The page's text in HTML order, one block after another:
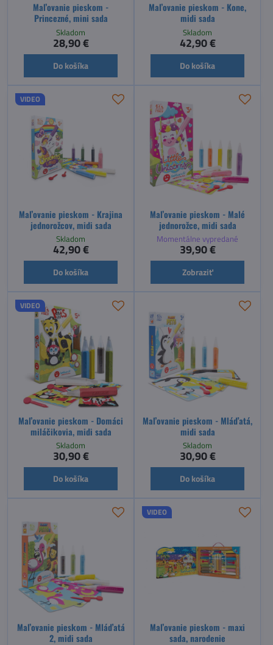
Maľovanie pieskom -
Princezné, mini sada
Skladom
28,90 €
Do košíka
Maľovanie pieskom - Kone,
midi sada
Skladom
42,90 €
Do košíka
VIDEO
Maľovanie pieskom - Krajina
jednorožcov, midi sada
Skladom
42,90 €
Do košíka
Maľovanie pieskom - Malé
jednorožce, midi sada
Momentálne vypredané
39,90 €
Zobraziť
VIDEO
Maľovanie pieskom - Domáci
miláčikovia, midi sada
Skladom
30,90 €
Do košíka
Maľovanie pieskom - Mláďatá,
midi sada
Skladom
30,90 €
Do košíka
Maľovanie pieskom - Mláďatá
2, midi sada
VIDEO
Maľovanie pieskom - maxi
sada, narodenie